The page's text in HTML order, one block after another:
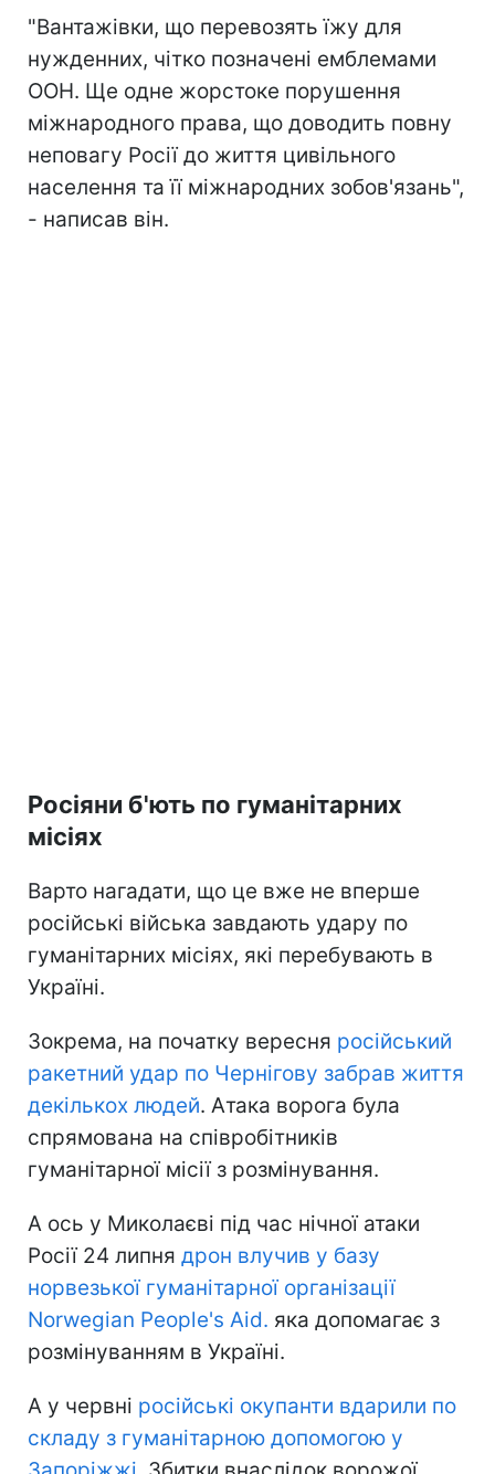
"Вантажівки, що перевозять їжу для
нужденних, чітко позначені емблемами
ООН. Ще одне жорстоке порушення
міжнародного права, що доводить повну
неповагу Росії до життя цивільного
населення та її міжнародних зобов'язань",
- написав він.
Росіяни б'ють по гуманітарних
місіях
Варто нагадати, що це вже не вперше
російські війська завдають удару по
гуманітарних місіях, які перебувають в
Україні.
Зокрема, на початку вересня російський
ракетний удар по Чернігову забрав життя
декількох людей. Атака ворога була
спрямована на співробітників
гуманітарної місії з розмінування.
А ось у Миколаєві під час нічної атаки
Росії 24 липня дрон влучив у базу
норвезької гуманітарної організації
Norwegian People's Aid. яка допомагає з
розмінуванням в Україні.
А у червні російські окупанти вдарили по
складу з гуманітарною допомогою у